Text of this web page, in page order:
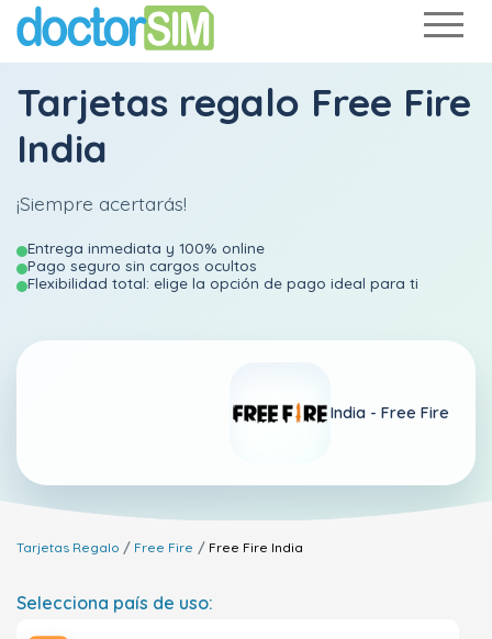
Tarjetas regalo Free Fire
India
¡Siempre acertarás!
Entrega inmediata y 100% online
Pago seguro sin cargos ocultos
Flexibilidad total: elige la opción de pago ideal para ti
India - Free Fire
Tarjetas Regalo Free Fire Free Fire India
Selecciona país de uso: